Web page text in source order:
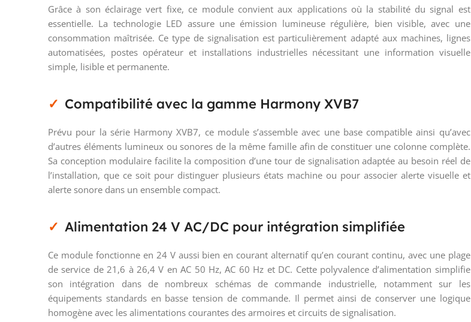
Grâce à son éclairage vert fixe, ce module convient aux applications où la stabilité du signal est
essentielle. La technologie LED assure une émission lumineuse régulière, bien visible, avec une
consommation maîtrisée. Ce type de signalisation est particulièrement adapté aux machines, lignes
automatisées, postes opérateur et installations industrielles nécessitant une information visuelle
simple, lisible et permanente.
Compatibilité avec la gamme Harmony XVB7
Prévu pour la série Harmony XVB7, ce module s’assemble avec une base compatible ainsi qu’avec
d’autres éléments lumineux ou sonores de la même famille afin de constituer une colonne complète.
Sa conception modulaire facilite la composition d’une tour de signalisation adaptée au besoin réel de
l’installation, que ce soit pour distinguer plusieurs états machine ou pour associer alerte visuelle et
alerte sonore dans un ensemble compact.
Alimentation 24 V AC/DC pour intégration simplifiée
Ce module fonctionne en 24 V aussi bien en courant alternatif qu’en courant continu, avec une plage
de service de 21,6 à 26,4 V en AC 50 Hz, AC 60 Hz et DC. Cette polyvalence d’alimentation simplifie
son intégration dans de nombreux schémas de commande industrielle, notamment sur les
équipements standards en basse tension de commande. Il permet ainsi de conserver une logique
homogène avec les alimentations courantes des armoires et circuits de signalisation.